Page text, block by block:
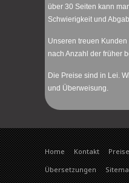
über 30 Seiten kann
Schwierigkeit und
Unseren treuen
nach Anzahl der früher
Die Preise sind in Lei.
und Überweisung.
Home Kontakt Preise
Übersetzungen